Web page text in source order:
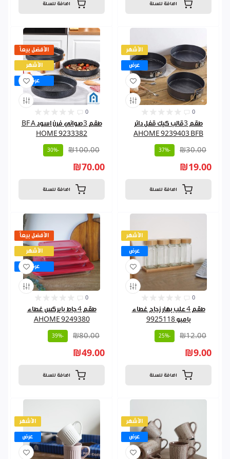
اضافة للسلة اضافة للسلة
الأفضل بيعاً
الأشهر
عرض
0
طقم 3صواني فرن اسود BF A
HOME 9233382
₪100.00
-30%
₪70.00
اضافة للسلة
الأشهر
عرض
0
طقم 3قالب كيك قفل دائر
AHOME 9239403 BFB
₪30.00
-37%
₪19.00
اضافة للسلة
الأفضل بيعاً
الأشهر
عرض
0
طقم 4 جاط بايركس غطاء
AHOME 9249380
₪80.00
-39%
₪49.00
اضافة للسلة
الأشهر
عرض
0
طقم 4 علب بهار زجاج غطاء
بامبو 9925118
₪12.00
-25%
₪9.00
اضافة للسلة
الأشهر
عرض
الأشهر
عرض